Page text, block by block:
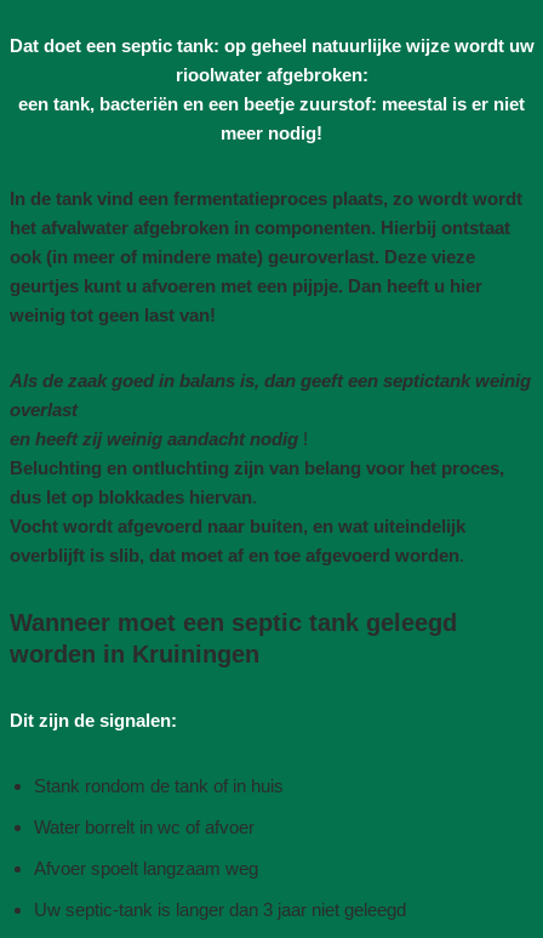
Dat doet een septic tank: op geheel natuurlijke wijze wordt uw
rioolwater afgebroken:
een tank, bacteriën en een beetje zuurstof: meestal is er niet
meer nodig!
In de tank vind een fermentatieproces plaats, zo wordt wordt
het afvalwater afgebroken in componenten. Hierbij ontstaat
ook (in meer of mindere mate) geuroverlast. Deze vieze
geurtjes kunt u afvoeren met een pijpje. Dan heeft u hier
weinig tot geen last van!
Als de zaak goed in balans is, dan geeft een septictank weinig
overlast
en heeft zij weinig aandacht nodig !
Beluchting en ontluchting zijn van belang voor het proces,
dus let op blokkades hiervan.
Vocht wordt afgevoerd naar buiten, en wat uiteindelijk
overblijft is slib, dat moet af en toe afgevoerd worden.
Wanneer moet een septic tank geleegd
worden in Kruiningen
Dit zijn de signalen:
Stank rondom de tank of in huis
Water borrelt in wc of afvoer
Afvoer spoelt langzaam weg
Uw septic-tank is langer dan 3 jaar niet geleegd